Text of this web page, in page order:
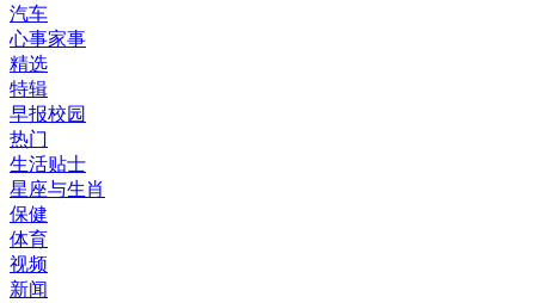
汽车
心事家事
精选
特辑
早报校园
热门
生活贴士
星座与生肖
保健
体育
视频
新闻